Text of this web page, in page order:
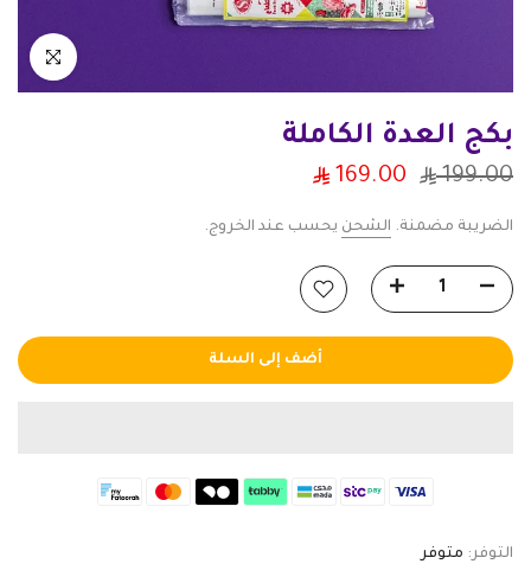
انقر للتكبير
بكج العدة الكاملة
199.00
169.00
الضريبة مضمنة. الشحن يحسب عند الخروج.
أضف إلى السلة
التوفر: متوفر